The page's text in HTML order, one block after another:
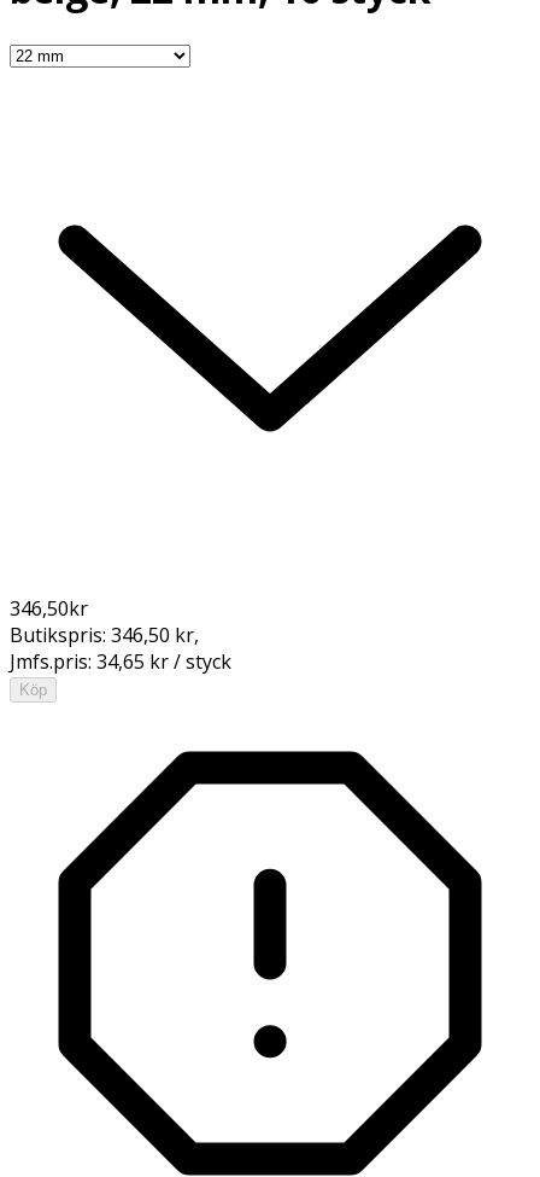
346,50kr
Butikspris: 346,50 kr,
Jmfs.pris: 34,65 kr / styck
Köp